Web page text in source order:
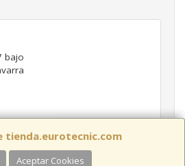
tienda.eurotecnic.com
Aceptar Cookies
bajo